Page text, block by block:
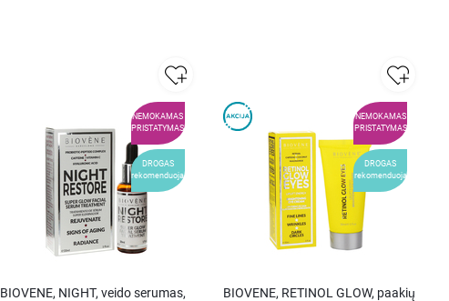
NEMOKAMAS
PRISTATYMAS
DROGAS
rekomenduoja
BIOVENE, NIGHT, veido serumas,
NEMOKAMAS
PRISTATYMAS
DROGAS
rekomenduoja
BIOVENE, RETINOL GLOW, paakių